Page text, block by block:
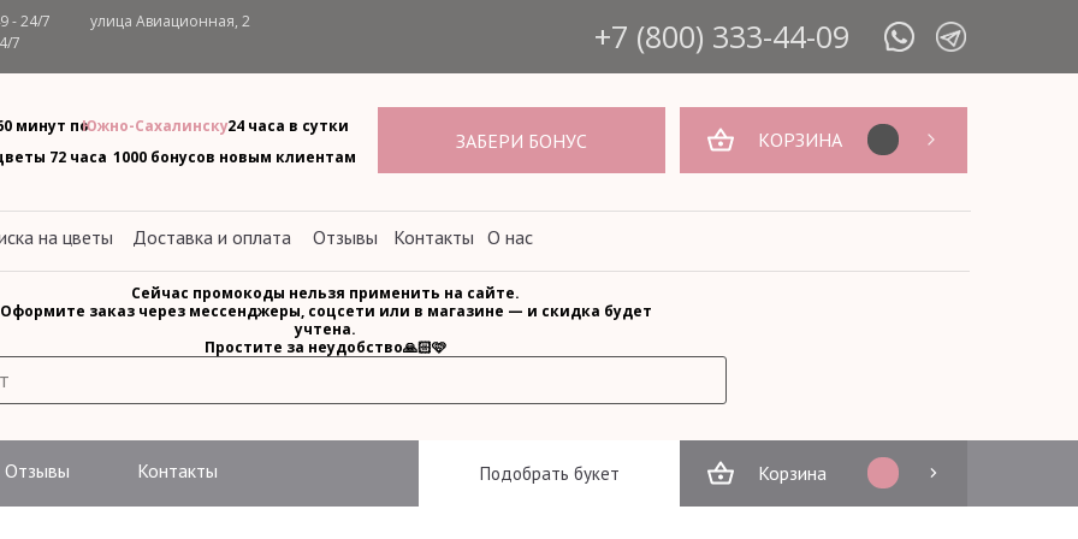
минут по
1000 бонусов новым клиентам
72 часа
Сейчас промокоды нельзя применить на сайте.
Оформите заказ через мессенджеры, соцсети или в магазине — и скидка будет
учтена.
Простите за неудобство🙏🏻🩷
КОРЗИНА
Южно-Сахалинску
ЗАБЕРИ БОНУС
24 часа в сутки
О нас
Доставка и оплата Отзывы Контакты
на цветы
+7 (800) 333-44-09
- 24/7
7
улица Авиационная, 2
.
Подобрать букет
Отзывы Контакты Корзина